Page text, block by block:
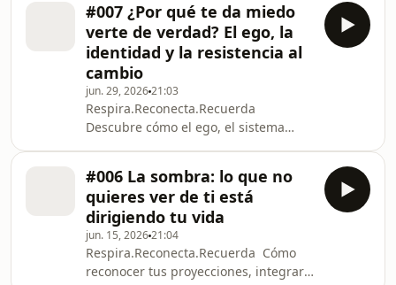
episodio conocerás el concepto de
Recalibración de Identidad, un
proceso donde el sistema nervioso
necesita tiempo para adaptarse a una
nueva versión de ti. Descubrirás por
qué ese vacío no significa retroceso,
sino transformación. Después de un
proceso profundo de
#007 ¿Por qué te da miedo
verte de verdad? El ego, la
identidad y la resistencia al
cambio
jun. 29, 202621:03
Respira.Reconecta.Recuerda
Descubre cómo el ego, el sistema
estar frenando tu transformación
personal. ¿Por qué justo cuando estás
a punto de descubrir algo importante
sobre ti aparecen distracciones,
resistencia, cansancio o excusas? En
este episodio exploramos cómo el ego
#006 La sombra: lo que no
quieres ver de ti está
dirigiendo tu vida
jun. 15, 202621:04
Respira.Reconecta.Recuerda Cómo
reconocer tus proyecciones, integrar